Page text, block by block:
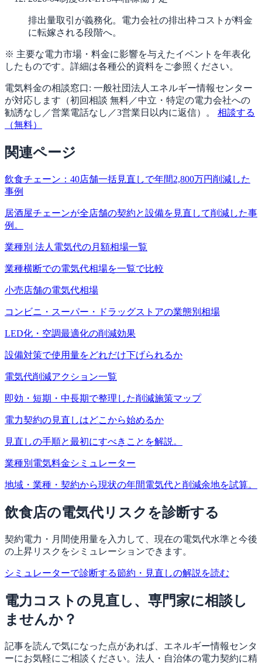
排出量取引が義務化。電力会社の排出枠コストが料金
に転嫁される段階へ。
※ 主要な電力市場・料金に影響を与えたイベントを年表化
したものです。詳細は各種公的資料をご参照ください。
電気料金の相談窓口: 一般社団法人エネルギー情報センター
が対応します（初回相談 無料／中立・特定の電力会社への
勧誘なし／営業電話なし／3営業日以内に返信）。
相談する
（無料）
関連ページ
飲食チェーン：40店舗一括見直しで年間2,800万円削減した
事例
居酒屋チェーンが全店舗の契約と設備を見直して削減した事
例。
業種別 法人電気代の月額相場一覧
業種横断での電気代相場を一覧で比較
小売店舗の電気代相場
コンビニ・スーパー・ドラッグストアの業態別相場
LED化・空調最適化の削減効果
設備対策で使用量をどれだけ下げられるか
電気代削減アクション一覧
即効・短期・中長期で整理した削減施策マップ
電力契約の見直しはどこから始めるか
見直しの手順と最初にすべきことを解説。
業種別電気料金シミュレーター
地域・業種・契約から現状の年間電気代と削減余地を試算。
飲食店の電気代リスクを診断する
契約電力・月間使用量を入力して、現在の電気代水準と今後
の上昇リスクをシミュレーションできます。
シミュレーターで診断する節約・見直しの解説を読む
電力コストの見直し、専門家に相談し
ませんか？
記事を読んで気になった点があれば、エネルギー情報センタ
ーにお気軽にご相談ください。法人・自治体の電力契約に精